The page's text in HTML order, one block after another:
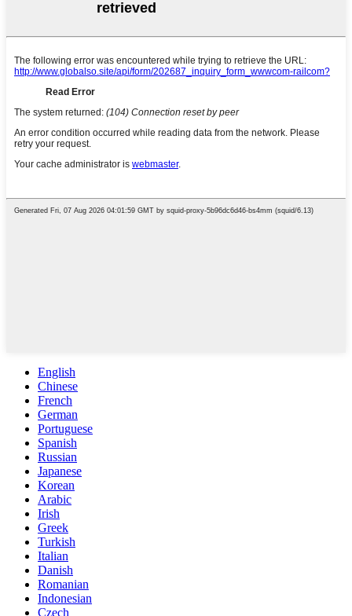
English
Chinese
French
German
Portuguese
Spanish
Russian
Japanese
Korean
Arabic
Irish
Greek
Turkish
Italian
Danish
Romanian
Indonesian
Czech